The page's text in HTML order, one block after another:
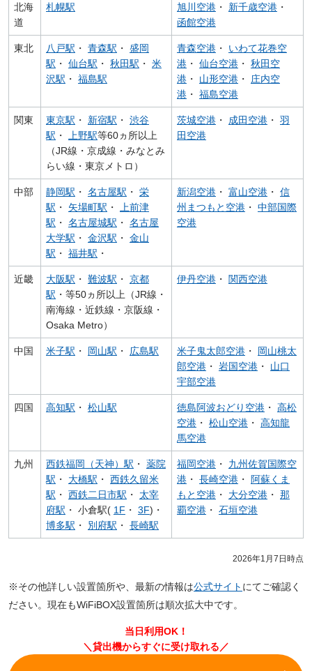
北海
道
札幌駅 旭川空港 ・ 新千歳空港 ・
函館空港
東北 八戸駅 ・ 青森駅 ・ 盛岡
駅 ・ 仙台駅 ・ 秋田駅 ・ 米
沢駅 ・ 福島駅
青森空港 ・ いわて花巻空
港 ・ 仙台空港 ・ 秋田空
港 ・ 山形空港 ・ 庄内空
港 ・ 福島空港
関東 東京駅 ・ 新宿駅 ・ 渋谷
駅 ・ 上野駅等60ヵ所以上
（JR線・京成線・みなとみ
らい線・東京メトロ）
茨城空港 ・ 成田空港 ・ 羽
田空港
中部 静岡駅 ・ 名古屋駅 ・ 栄
駅 ・ 矢場町駅 ・
上前津
駅 ・ 名古屋城駅 ・ 名古屋
大学駅 ・ 金沢駅 ・ 金山
駅 ・ 福井駅 ・
新潟空港 ・ 富山空港 ・ 信
州まつもと空港 ・ 中部国際
空港
近畿 大阪駅 ・ 難波駅 ・ 京都
駅 ・等50ヵ所以上（JR線・
南海線・近鉄線・京阪線・
Osaka Metro）
伊丹空港 ・ 関西空港
中国 米子駅 ・ 岡山駅 ・ 広島駅 米子鬼太郎空港 ・ 岡山桃太
郎空港 ・ 岩国空港 ・ 山口
宇部空港
四国 高知駅 ・ 松山駅 徳島阿波おどり空港 ・ 高松
空港 ・ 松山空港 ・ 高知龍
馬空港
九州 西鉄福岡（天神）駅 ・ 薬院
駅 ・ 大橋駅 ・ 西鉄久留米
駅 ・ 西鉄二日市駅 ・ 太宰
府駅 ・ 小倉駅( 1F ・ 3F)・
博多駅 ・ 別府駅 ・ 長崎駅
福岡空港 ・ 九州佐賀国際空
港 ・ 長崎空港 ・
阿蘇くま
もと空港 ・ 大分空港 ・ 那
覇空港 ・ 石垣空港
2026年1月7日時点
※その他詳しい設置箇所や、最新の情報は公式サイト にてご確認く
ださい。現在もWiFiBOX設置箇所は順次拡大中です。
当日利用OK！
＼貸出機からすぐに受け取れる／